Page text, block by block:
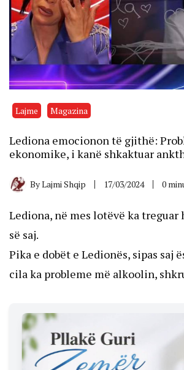
Lajme Magazina
Lediona emocionon të gjithë:
ekonomike, i kanë shkaktuar
ByLajmi Shqip 17/03/2024 0
Lediona, në mes lotëvë ka
së saj.
Pika e dobët e Ledionës, sipas saj
cila ka probleme më alkoolin,